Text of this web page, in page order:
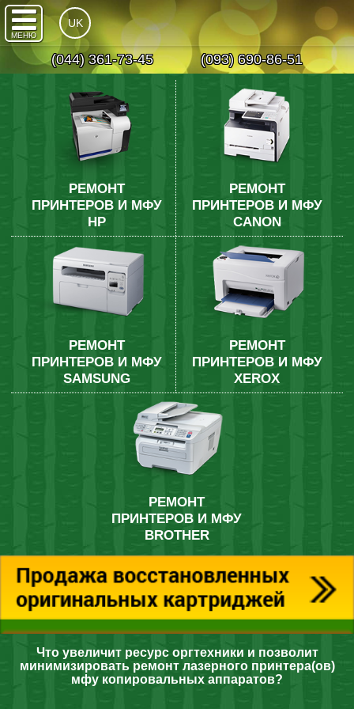
МЕНЮ
UK
(044) 361-73-45 (093) 690-86-51
РЕМОНТ
ПРИНТЕРОВ И МФУ
HP
РЕМОНТ
ПРИНТЕРОВ И МФУ
CANON
РЕМОНТ
ПРИНТЕРОВ И МФУ
SAMSUNG
РЕМОНТ
ПРИНТЕРОВ И МФУ
XEROX
РЕМОНТ
ПРИНТЕРОВ И МФУ
BROTHER
Что увеличит ресурс оргтехники и позволит
минимизировать ремонт лазерного принтера(ов)
мфу копировальных аппаратов?